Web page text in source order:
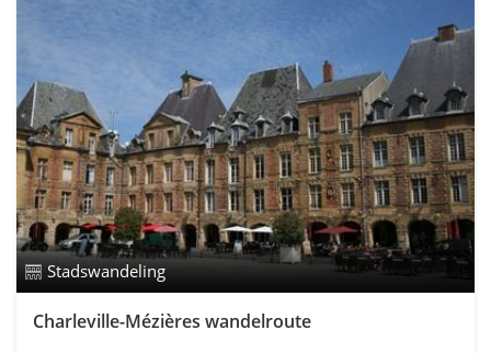
Stadswandeling
Charleville-Mézières wandelroute